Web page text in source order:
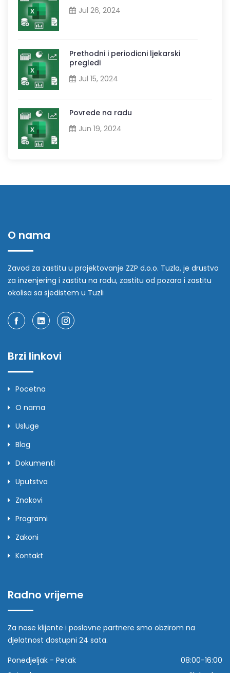
Jul 26, 2024
Prethodni i periodicni ljekarski
pregledi
Jul 15, 2024
Povrede na radu
Jun 19, 2024
O nama
Zavod za zastitu u projektovanje ZZP d.o.o. Tuzla, je drustvo
za inzenjering i zastitu na radu, zastitu od pozara i zastitu
okolisa sa sjedistem u Tuzli
Brzi linkovi
Pocetna
O nama
Usluge
Blog
Dokumenti
Uputstva
Znakovi
Programi
Zakoni
Kontakt
Radno vrijeme
Za nase klijente i poslovne partnere smo obzirom na
djelatnost dostupni 24 sata.
Ponedjeljak - Petak
08:00-16:00